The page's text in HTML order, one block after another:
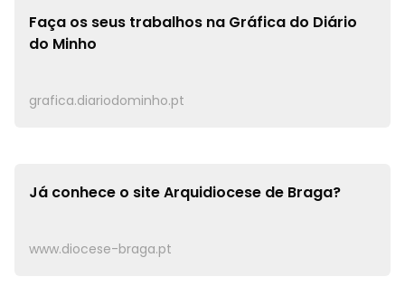
Faça os seus trabalhos na Gráfica do Diário
do Minho
grafica.diariodominho.pt
Já conhece o siteArquidiocese de Braga?
www.diocese-braga.pt